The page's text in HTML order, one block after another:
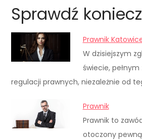
Sprawdź
Prawnik
W dzisiejszym
świecie, pełnym
regulacji prawnych, niezależnie od
Prawnik
Prawnik to
otoczony